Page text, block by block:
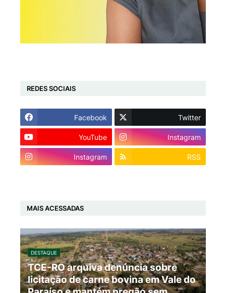
REDES SOCIAIS
Facebook Twitter
YouTube Instagram
Instagram RSS
MAIS ACESSADAS
DESTAQUE
TCE-RO arquiva denúncia sobre
licitação de carne bovina em Vale do